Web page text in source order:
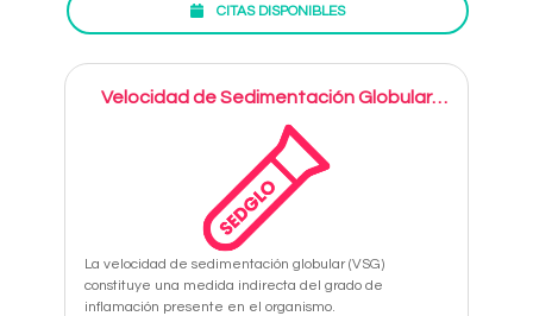
CITAS DISPONIBLES
Velocidad de Sedimentación Globular
(VSG)
La velocidad de sedimentación globular (VSG)
constituye una medida indirecta del grado de
inflamación presente en el organismo.